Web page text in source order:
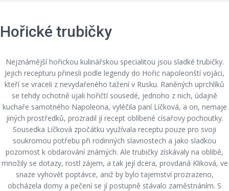
Hořické trubičky
Nejznámější hořickou kulinářskou specialitou jsou sladké trubičky.
Jejich recepturu přinesli podle legendy do Hořic napoleonští vojáci,
kteří se vraceli z nevydařeného tažení v Rusku. Raněných uprchlíků
se tehdy ochotně ujali hořičtí sousedé, jednoho z nich, údajně
kuchaře samotného Napoleona, vyléčila paní Líčková, a on, nemaje
jiných prostředků, prozradil jí recept oblíbené císařovy pochoutky.
Sousedka Líčková zpočátku využívala receptu pouze pro svoji
soukromou potřebu při rodinných slavnostech a jako sladkou
pozornost k obdarování známých. Ale trubičky získávaly na oblibě,
množily se dotazy, rostl zájem, a tak její dcera, provdaná Kliková, ve
snaze vyhovět poptávce, aniž by bylo tajemství prozrazeno,
obcházela domy a pečení se jí postupně stávalo zaměstnáním. S